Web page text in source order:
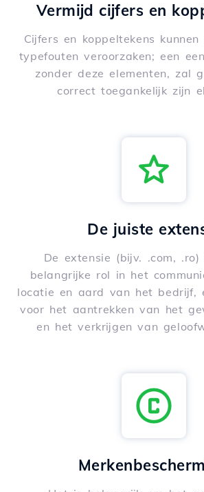
Vermijd cijfers en
Cijfers en koppeltekens
typefouten veroorzaken; een
zonder deze elementen, zal
correct toegankelijk zijn
De juiste
De extensie (bijv. .com,
belangrijke rol in het
locatie en aard van het bedrijf,
voor het aantrekken van het
en het verkrijgen van